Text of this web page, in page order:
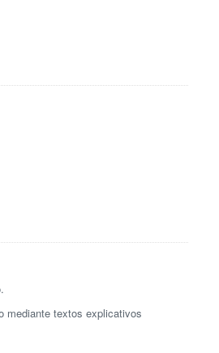
mediante textos explicativos